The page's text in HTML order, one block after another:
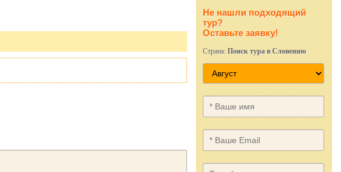
Не нашли подходящий
тур?
Оставьте заявку!
Страна:Поиск тура в Словению